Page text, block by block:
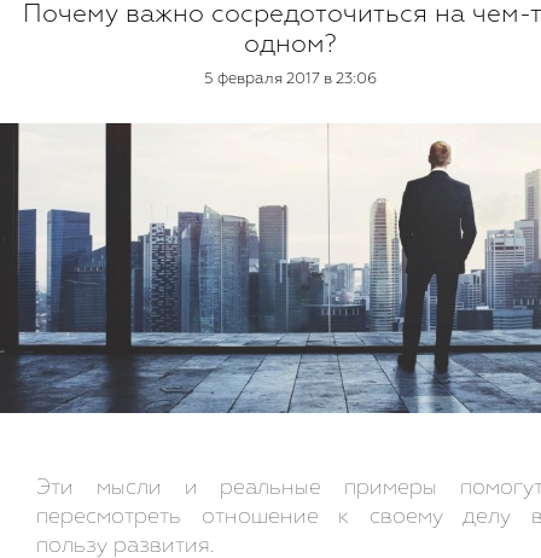
Почему важно сосредоточиться на чем-
одном?
5 февраля 2017 в 23:06
Эти мысли и реальные примеры
пересмотреть отношение к своему делу
пользу развития.